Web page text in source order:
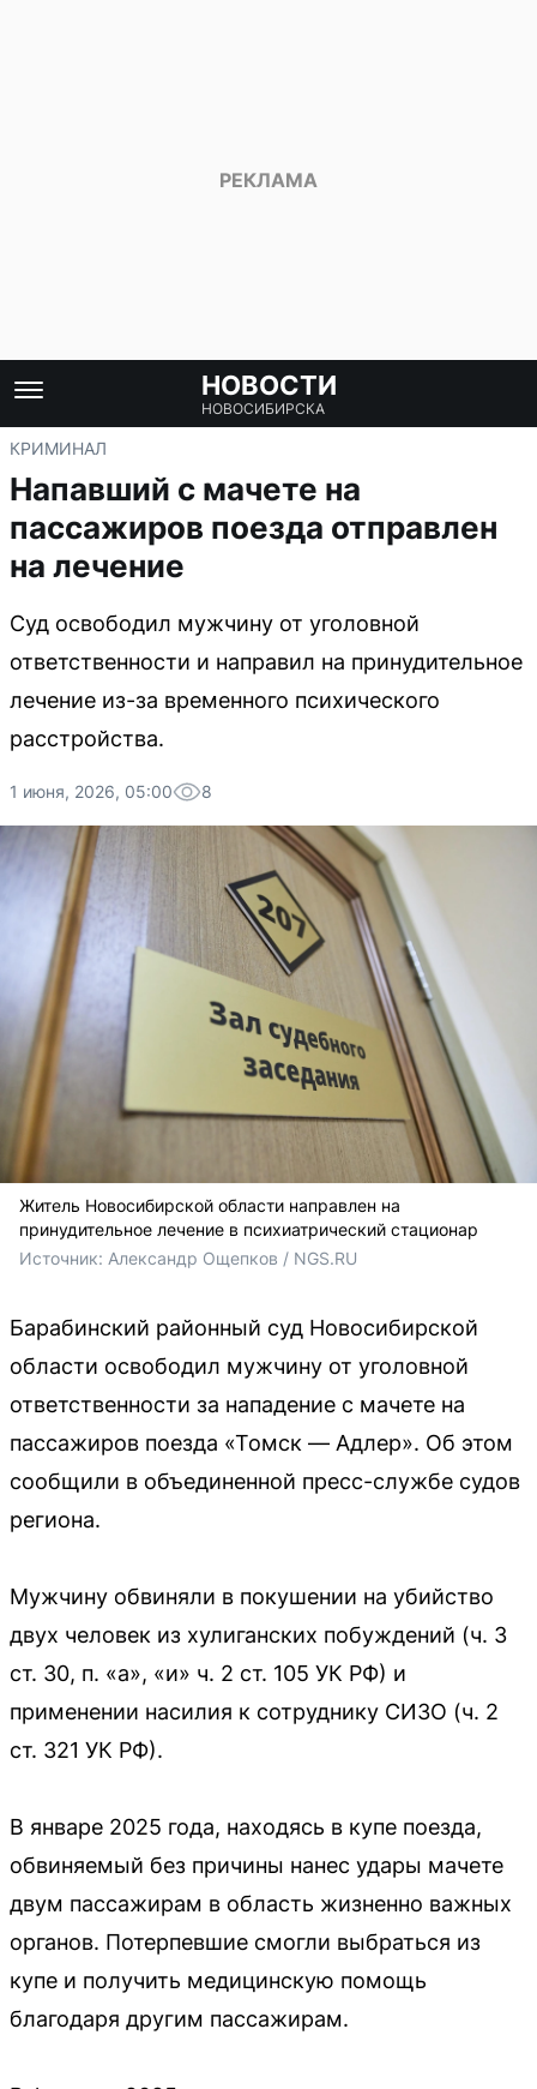
НОВОСТИ
НОВОСИБИРСКА
КРИМИНАЛ
Напавший с мачете на
пассажиров поезда отправлен
на лечение
Суд освободил мужчину от уголовной
ответственности и направил на принудительное
лечение из-за временного психического
расстройства.
1 июня, 2026, 05:00 8
Житель Новосибирской области направлен на
принудительное лечение в психиатрический стационар
Источник: Александр Ощепков / NGS.RU
Барабинский районный суд Новосибирской
области освободил мужчину от уголовной
ответственности за нападение с мачете на
пассажиров поезда «Томск — Адлер». Об этом
сообщили в объединенной пресс-службе судов
региона.
Мужчину обвиняли в покушении на убийство
двух человек из хулиганских побуждений (ч. 3
ст. 30, п. «а», «и» ч. 2 ст. 105 УК РФ) и
применении насилия к сотруднику СИЗО (ч. 2
ст. 321 УК РФ).
В январе 2025 года, находясь в купе поезда,
обвиняемый без причины нанес удары мачете
двум пассажирам в область жизненно важных
органов. Потерпевшие смогли выбраться из
купе и получить медицинскую помощь
благодаря другим пассажирам.